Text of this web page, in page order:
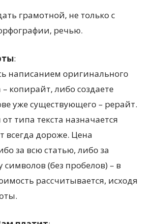
грамотной, не только с
речью.
:
написанием оригинального
– копирайт, либо создаете
уже существующего – рерайт.
типа текста назначается
всегда дороже. Цена
за всю статью, либо за
(без пробелов) – в
рассчитывается, исходя